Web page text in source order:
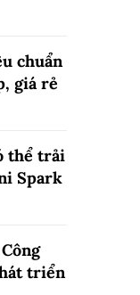
chuẩn
giá rẻ
thể trải
Spark
triển